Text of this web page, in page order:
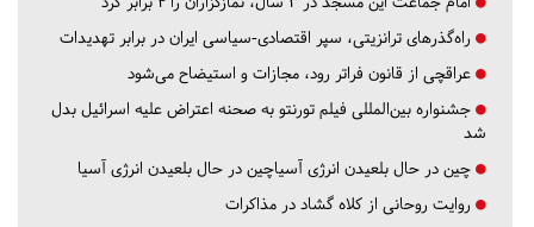
راه‌گذرهای ترانزیتی، سپر اقتصادی-سیاسی ایران در برابر تهدیدات
عراقچی از قانون فراتر رود، مجازات و استیضاح می‌شود
جشنواره بین‌المللی فیلم تورنتو به صحنه اعتراض علیه اسرائیل بدل
شد
چین در حال بلعیدن انرژی آسیاچین در حال بلعیدن انرژی آسیا
روایت روحانی از کلاه گشاد در مذاکرات